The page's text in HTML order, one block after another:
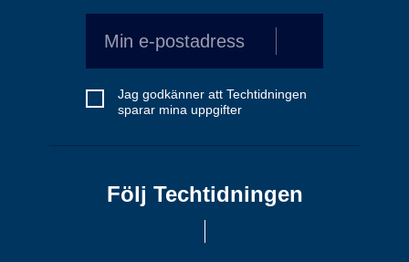
Jag godkänner att Techtidningen
sparar mina uppgifter
Följ Techtidningen